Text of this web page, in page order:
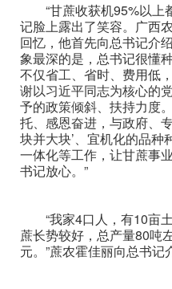
“甘蔗收获机95%以上
记脸上露出了笑容。广西
回忆，他首先向总书记介
象最深的是，总书记很懂
不仅省工、省时、费用低
谢以习近平同志为核心的
予的政策倾斜、扶持力度
托、感恩奋进，与政府、
块并大块’、宜机化的品
一体化等工作，让甘蔗事
书记放心。”
“我家4口人，有10亩
蔗长势较好，总产量80吨
元。”蔗农霍佳丽向总书记